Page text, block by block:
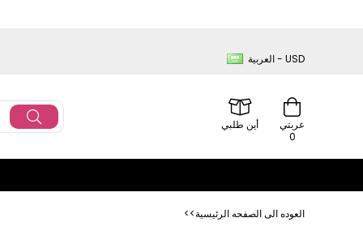
العربية - USD
عربتي
0
أين طلبي
<<العوده‌ الی الصفحه‌ الرئیسیة